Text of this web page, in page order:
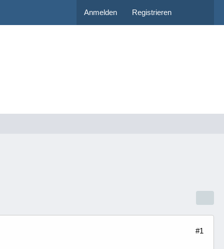
Anmelden Registrieren
#1